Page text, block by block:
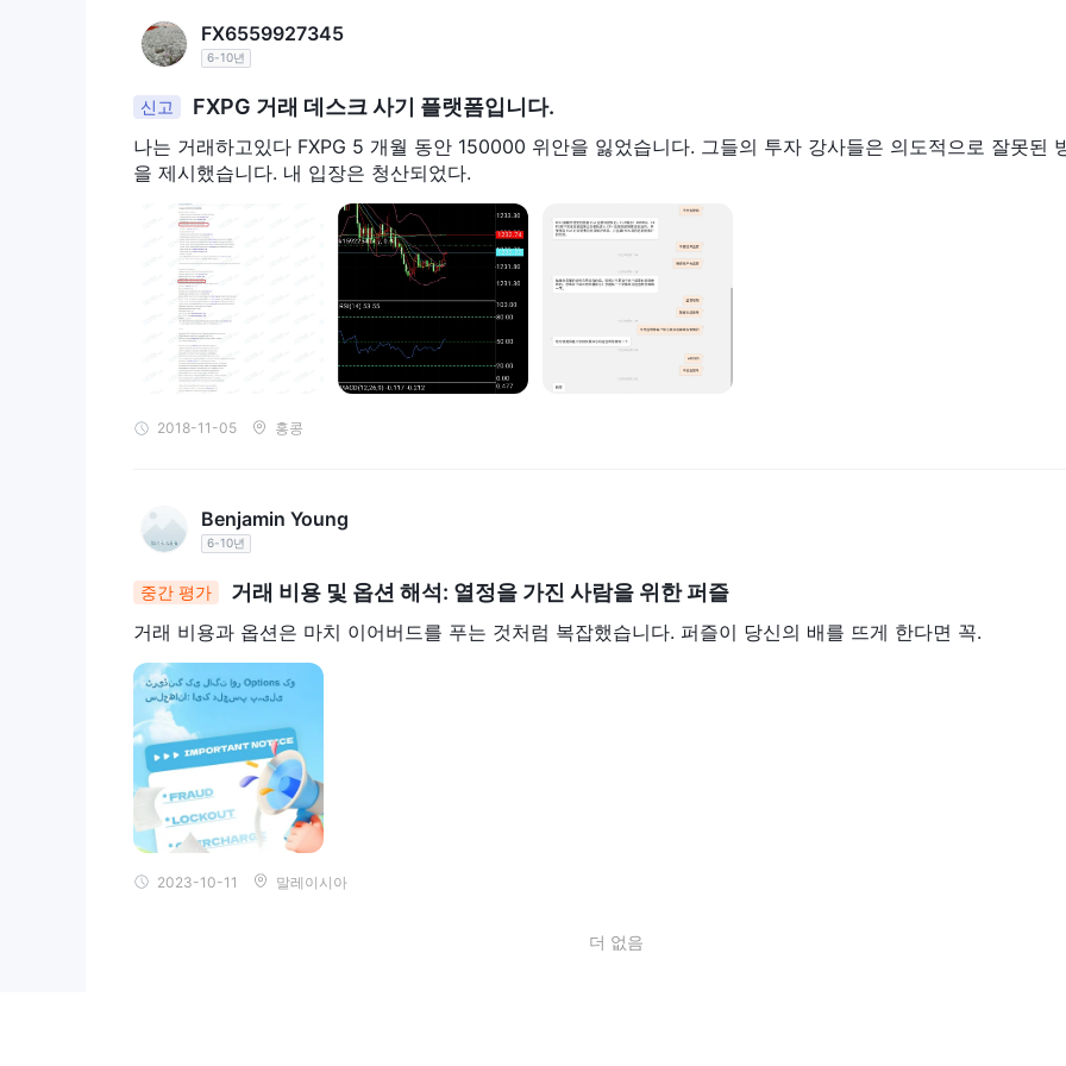
FX6559927345
6-10년
신고 FXPG 거래 데스크 사기 플랫폼입니다.
나는 거래하고있다 FXPG 5 개월 동안 150000 위안을 잃었습니다. 그들의 투자 강사들은 의도적으로 잘못된
을 제시했습니다. 내 입장은 청산되었다.
2018-11-05 홍콩
Benjamin Young
6-10년
중간 평가 거래 비용 및 옵션 해석: 열정을 가진 사람을 위한 퍼즐
거래 비용과 옵션은 마치 이어버드를 푸는 것처럼 복잡했습니다. 퍼즐이 당신의 배를 뜨게 한다면 꼭.
2023-10-11 말레이시아
더 없음